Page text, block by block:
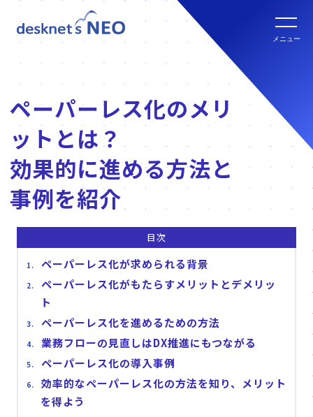
メニュー
クラウド版の特長
クラウド版・パッケージ版比較
他社グループウェアからの乗換 hot!
ご利用環境について
クラウド版の動作環境
パッケージ版の動作環境
全文検索システム Neuron ES new
連携ツール
クラウド版連携ツール
パッケージ版連携ツール
パッケージ版ライセンス価格
パッケージ版年間サポート
パッケージ版ご購入の流れ
販売パートナー
販売パートナー⼀覧
AppSuiteインテグレーター
ペーパーレス化のメリ
ットとは？
効果的に進める方法と
事例を紹介
目次
ペーパーレス化が求められる背景
ペーパーレス化がもたらすメリットとデメリッ
ト
ペーパーレス化を進めるための方法
業務フローの見直しはDX推進にもつながる
ペーパーレス化の導入事例
効率的なペーパーレス化の方法を知り、メリット
を得よう